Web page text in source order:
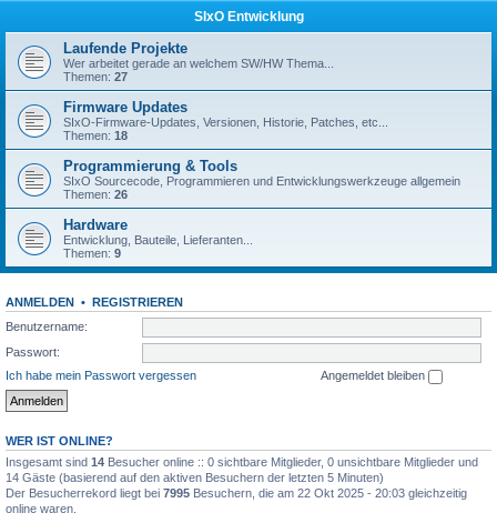
SIxO Entwicklung
Laufende Projekte
Wer arbeitet gerade an welchem SW/HW Thema...
Themen: 27
Firmware Updates
SIxO-Firmware-Updates, Versionen, Historie, Patches, etc...
Themen: 18
Programmierung & Tools
SIxO Sourcecode, Programmieren und Entwicklungswerkzeuge allgemein
Themen: 26
Hardware
Entwicklung, Bauteile, Lieferanten...
Themen: 9
ANMELDEN • REGISTRIEREN
Benutzername:
Passwort:
Ich habe mein Passwort vergessen
Angemeldet bleiben
WER IST ONLINE?
Insgesamt sind 14 Besucher online :: 0 sichtbare Mitglieder, 0 unsichtbare Mitglieder und
14 Gäste (basierend auf den aktiven Besuchern der letzten 5 Minuten)
Der Besucherrekord liegt bei 7995 Besuchern, die am 22 Okt 2025 - 20:03 gleichzeitig
online waren.